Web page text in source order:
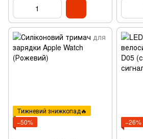
Тижневий знижкопад🔥
−50%
−26%